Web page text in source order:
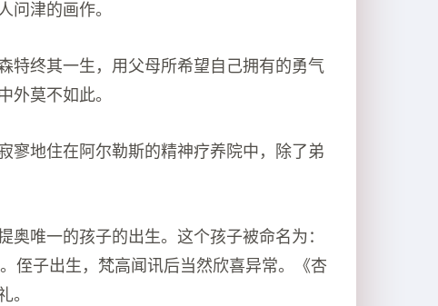
问津的画作。
特终其一生，用父母所希望自己拥有的勇气
外莫不如此。
寥地住在阿尔勒斯的精神疗养院中，除了弟
唯一的孩子的出生。这个孩子被命名为：
侄子出生，梵高闻讯后当然欣喜异常。《杏
。